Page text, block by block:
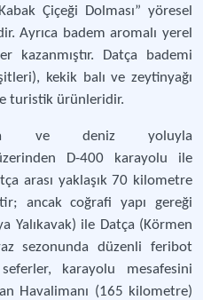
Çiçeği Dolması” yöresel
Ayrıca badem aromalı yerel
kazanmıştır. Datça bademi
kekik balı ve zeytinyağı
turistik ürünleridir.
ve deniz yoluyla
D-400 karayolu ile
arası yaklaşık 70 kilometre
ancak coğrafi yapı gereği
Yalıkavak) ile Datça (Körmen
sezonunda düzenli feribot
karayolu mesafesini
Havalimanı (165 kilometre)